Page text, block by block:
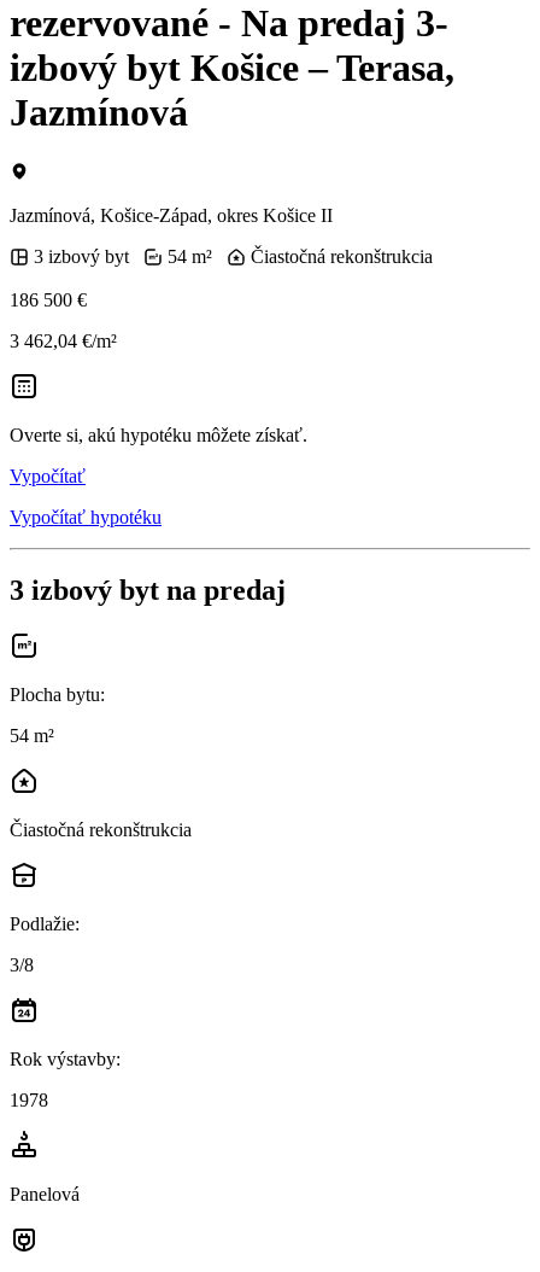
rezervované - Na predaj 3-
izbový byt Košice – Terasa,
Jazmínová
Jazmínová, Košice-Západ, okres Košice II
3 izbový byt
54 m² Čiastočná rekonštrukcia
186 500 €
3 462,04 €/m²
Overte si, akú hypotéku môžete získať.
Vypočítať
Vypočítať hypotéku
3 izbový byt na predaj
Plocha bytu:
54 m²
Čiastočná rekonštrukcia
Podlažie:
3/8
Rok výstavby:
1978
Panelová